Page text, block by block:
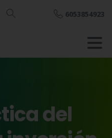
Buscar
6053854923
del